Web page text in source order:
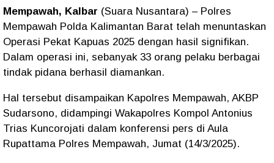
Mempawah, Kalbar (Suara Nusantara) – Polres
Mempawah Polda Kalimantan Barat telah menuntaskan
Operasi Pekat Kapuas 2025 dengan hasil signifikan.
Dalam operasi ini, sebanyak 33 orang pelaku berbagai
tindak pidana berhasil diamankan.
Hal tersebut disampaikan Kapolres Mempawah, AKBP
Sudarsono, didampingi Wakapolres Kompol Antonius
Trias Kuncorojati dalam konferensi pers di Aula
Rupattama Polres Mempawah, Jumat (14/3/2025).